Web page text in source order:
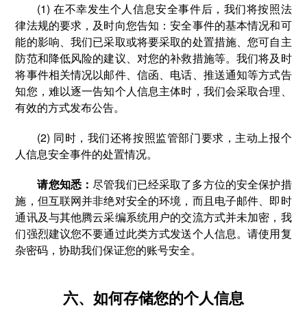
(1) 在不幸发生个人信息安全事件后，我们将按照法
律法规的要求，及时向您告知：安全事件的基本情况和可
能的影响、我们已采取或将要采取的处置措施、您可自主
防范和降低风险的建议、对您的补救措施等。我们将及时
将事件相关情况以邮件、信函、电话、推送通知等方式告
知您，难以逐一告知个人信息主体时，我们会采取合理、
有效的方式发布公告。
(2) 同时，我们还将按照监管部门要求，主动上报个
人信息安全事件的处置情况。
请您知悉：尽管我们已经采取了多方位的安全保护措
施，但互联网并非绝对安全的环境，而且电子邮件、即时
通讯及与其他腾云采编系统用户的交流方式并未加密，我
们强烈建议您不要通过此类方式发送个人信息。请使用复
杂密码，协助我们保证您的账号安全。
六、如何存储您的个人信息